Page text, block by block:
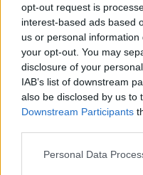
opt-out request is
interest-based ads based
us or personal
your opt-out. You may
disclosure of your
IAB’s list of downstream
also be disclosed by us to
Downstream Participants
Personal Data
Kiadták a riasztást:
le
dőltek meg
Csütörtökön éri el
legintenzívebb
csúcshőmérséklet akár